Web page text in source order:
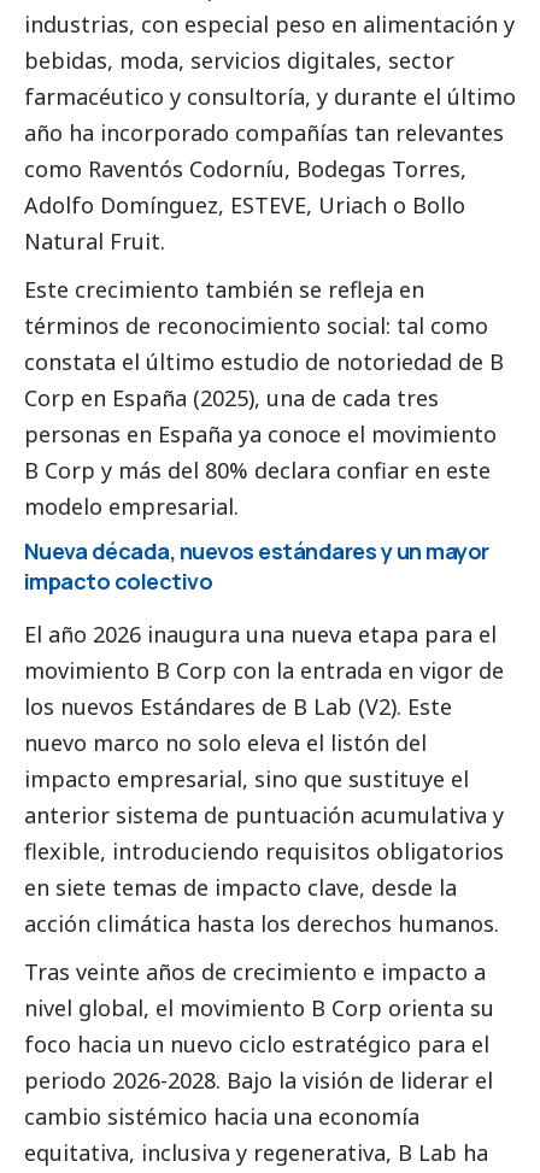
industrias, con especial peso en alimentación y
bebidas, moda, servicios digitales, sector
farmacéutico y consultoría, y durante el último
año ha incorporado compañías tan relevantes
como Raventós Codorníu, Bodegas Torres,
Adolfo Domínguez, ESTEVE, Uriach o Bollo
Natural Fruit.
Este crecimiento también se refleja en
términos de reconocimiento social: tal como
constata el último estudio de notoriedad de B
Corp en España (2025), una de cada tres
personas en España ya conoce el movimiento
B Corp y más del 80% declara confiar en este
modelo empresarial.
Nueva década, nuevos estándares y un mayor
impacto colectivo
El año 2026 inaugura una nueva etapa para el
movimiento B Corp con la entrada en vigor de
los nuevos Estándares de B Lab (V2). Este
nuevo marco no solo eleva el listón del
impacto empresarial, sino que sustituye el
anterior sistema de puntuación acumulativa y
flexible, introduciendo requisitos obligatorios
en siete temas de impacto clave, desde la
acción climática hasta los derechos humanos.
Tras veinte años de crecimiento e impacto a
nivel global, el movimiento B Corp orienta su
foco hacia un nuevo ciclo estratégico para el
periodo 2026-2028. Bajo la visión de liderar el
cambio sistémico hacia una economía
equitativa, inclusiva y regenerativa, B Lab ha